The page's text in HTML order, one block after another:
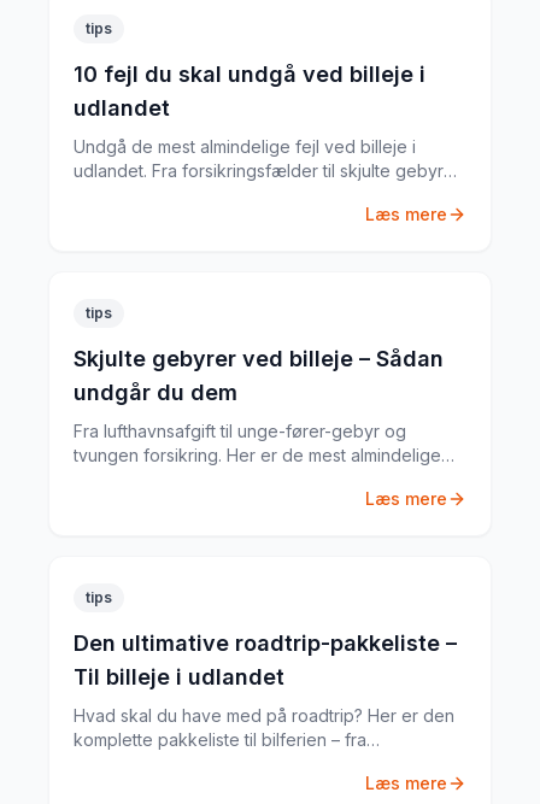
tips
10 fejl du skal undgå ved billeje i
udlandet
Undgå de mest almindelige fejl ved billeje i
udlandet. Fra forsikringsfælder til skjulte gebyrer
Læs mere
tips
Skjulte gebyrer ved billeje – Sådan
undgår du dem
Fra lufthavnsafgift til unge-fører-gebyr og
tvungen forsikring. Her er de mest almindelige
Læs mere
tips
Den ultimative roadtrip-pakkeliste –
Til billeje i udlandet
Hvad skal du have med på roadtrip? Her er den
komplette pakkeliste til bilferien – fra
Læs mere